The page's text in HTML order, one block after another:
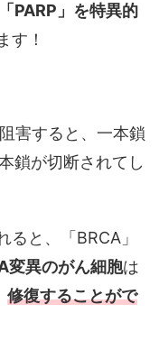
「PARP」を特異的
す！
害すると、一本鎖
鎖が切断されてし
と、「BRCA」
変異のがん細胞は
修復することがで